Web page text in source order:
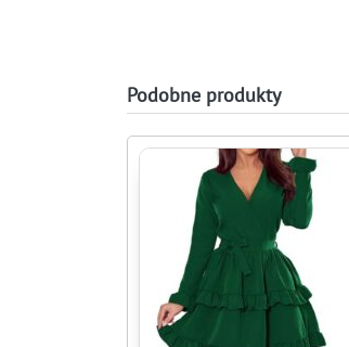
Podobne produkty